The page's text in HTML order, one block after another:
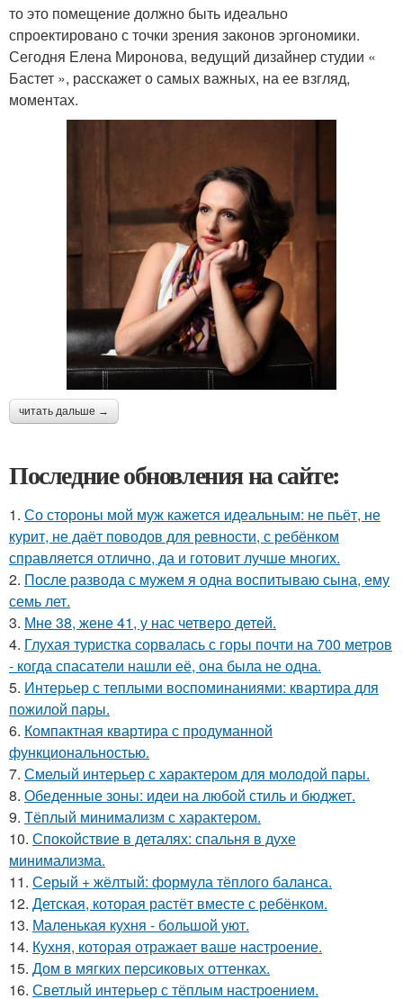
то это помещение должно быть идеально
спроектировано с точки зрения законов эргономики.
Сегодня Елена Миронова, ведущий дизайнер студии «
Бастет », расскажет о самых важных, на ее взгляд,
моментах.
читать дальше →
Последние обновления на сайте:
1. Со стороны мой муж кажется идеальным: не пьёт, не
курит, не даёт поводов для ревности, с ребёнком
справляется отлично, да и готовит лучше многих.
2. После развода с мужем я одна воспитываю сына, ему
семь лет.
3. Мне 38, жене 41, у нас четверо детей.
4. Глухая туристка сорвалась с горы почти на 700 метров
- когда спасатели нашли её, она была не одна.
5. Интерьер с теплыми воспоминаниями: квартира для
пожилой пары.
6. Компактная квартира с продуманной
функциональностью.
7. Смелый интерьер с характером для молодой пары.
8. Обеденные зоны: идеи на любой стиль и бюджет.
9. Тёплый минимализм с характером.
10. Спокойствие в деталях: спальня в духе
минимализма.
11. Серый + жёлтый: формула тёплого баланса.
12. Детская, которая растёт вместе с ребёнком.
13. Маленькая кухня - большой уют.
14. Кухня, которая отражает ваше настроение.
15. Дом в мягких персиковых оттенках.
16. Светлый интерьер с тёплым настроением.